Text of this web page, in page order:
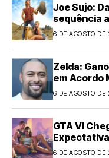
Joe Sujo:
sequência
6 DE AGOSTO
Zelda:
em Acordo
6 DE AGOSTO
GTA VI
6 DE AGOSTO